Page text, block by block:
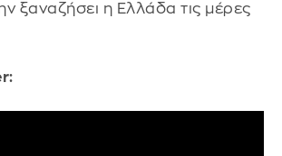
ξαναζήσει η Ελλάδα τις μέρες